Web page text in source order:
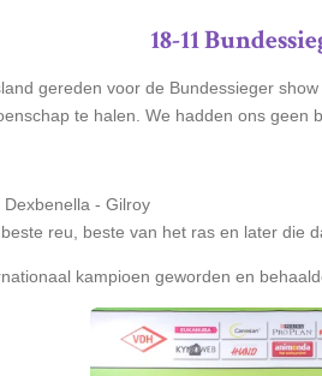
18-11
gereden voor de Bundessieger
te halen. We hadden ons geen
- Gilroy
reu, beste van het ras en later die
kampioen geworden en